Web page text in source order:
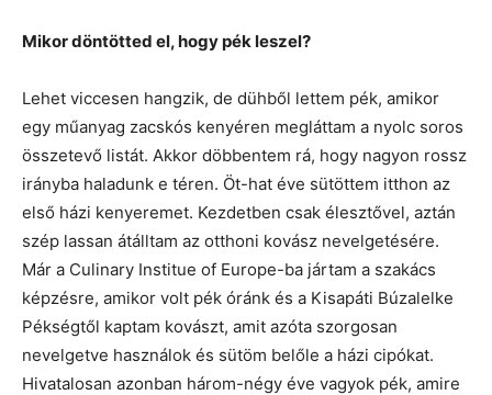
Mikor döntötted el, hogy pék leszel?
Lehet viccesen hangzik, de dühből lettem pék, amikor
egy műanyag zacskós kenyéren megláttam a nyolc soros
összetevő listát. Akkor döbbentem rá, hogy nagyon rossz
irányba haladunk e téren. Öt-hat éve sütöttem itthon az
első házi kenyeremet. Kezdetben csak élesztővel, aztán
szép lassan átálltam az otthoni kovász nevelgetésére.
Már a Culinary Institue of Europe-ba jártam a szakács
képzésre, amikor volt pék óránk és a Kisapáti Búzalelke
Pékségtől kaptam kovászt, amit azóta szorgosan
nevelgetve használok és sütöm belőle a házi cipókat.
Hivatalosan azonban három-négy éve vagyok pék, amire